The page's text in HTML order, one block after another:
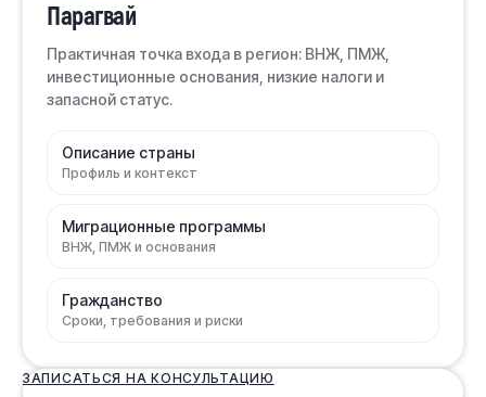
Парагвай
Практичная точка входа в регион: ВНЖ, ПМЖ,
инвестиционные основания, низкие налоги и
запасной статус.
Описание страны
Профиль и контекст
Миграционные программы
ВНЖ, ПМЖ и основания
Гражданство
Сроки, требования и риски
ЗАПИСАТЬСЯ НА КОНСУЛЬТАЦИЮ